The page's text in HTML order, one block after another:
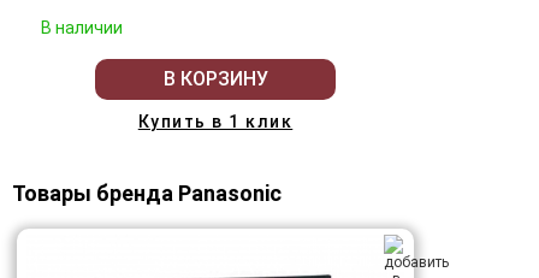
В наличии
В КОРЗИНУ
Купить в 1 клик
Товары бренда Panasonic